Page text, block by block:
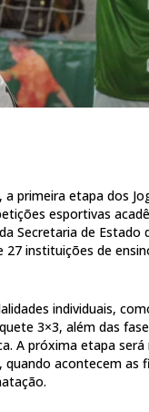
primeira etapa dos
esportivas
Secretaria de Estado
instituições de
individuais,
3×3, além das
A próxima etapa
quando acontecem as